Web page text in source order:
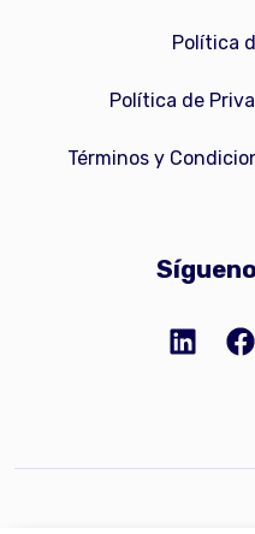
Política
Política de
Términos y